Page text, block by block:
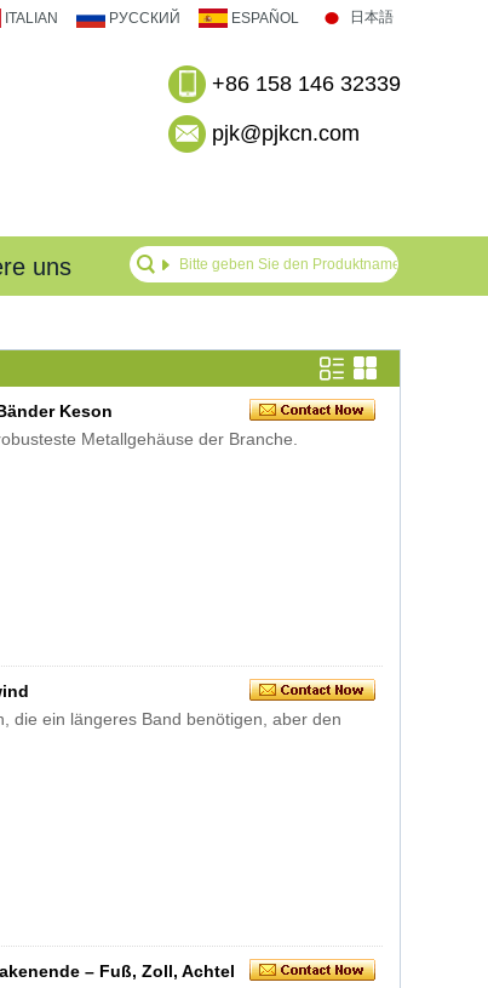
ITALIAN РУССКИЙ ESPAÑOL 日本語
+86 158 146 32339
pjk@pjkcn.com
uns
Keson
Metallgehäuse der Branche.
die ein längeres Band benötigen, aber den
– Fuß, Zoll, Achtel